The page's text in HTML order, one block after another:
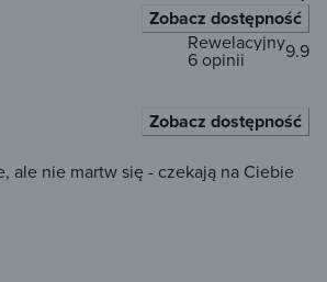
Zobacz dostępność
9.9
Rewelacyjny
6 opinii
Zobacz dostępność
ale nie martw się - czekają na Ciebie